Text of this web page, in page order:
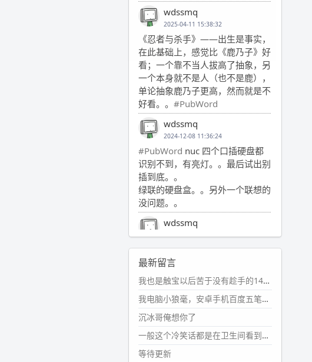
wdssmq
2025-04-11 15:38:32
《忍者与杀手》——出生是事实，
在此基础上，感觉比《鹿乃子》好
看；一个靠不当人拔高了抽象，另
一个本身就不是人（也不是鹿），
单论抽象鹿乃子更高，然而就是不
好看。。 #PubWord
wdssmq
2024-12-08 11:36:24
#PubWord nuc 四个口插硬盘都
识别不到，有亮灯。。最后试出别
插到底。。
绿联的硬盘盒。。另外一个联想的
没问题。。
wdssmq
2024-11-19 17:31:51
#PubWord近期观影记录：超级
马里奥，死侍与金刚狼。。
wdssmq
2024-10-08 10:12:25
#PubWord搬家也告一段落，虽
然搬过来的东西还得归置，新衣柜
虽说已经散俩月味儿了，但还是不
想放衣服进去。
最新留言
我也是触宝以后苦于没有趁手的14键五笔键盘久矣上面那位兄台用的百度双键点划布局我也用过很久，那个皮肤做得很粗糙，个别键位的触发区域是错位的，快速打字时很容易出错，修改它的皮肤文件校正后勉强能用，但早年出的皮肤分辨率太低，实在谈不上美观。百度小米定制版的商店里有一个"小黑板"皮肤还不错(百度官方输入法商店里没有)，但那个风格我不喜欢这两天找到了一个叫"森林集"的公众号，开发了海量的皮肤，很多都有14键版本，付费但很便宜，几块钱，终于有自己满意的输入法了搜了一下，这个工作室还是百度的官方合作伙伴，不知道为什么14键作品都不在官方商店上架，难道是百度官方在刻意放弃14键？
我电脑小狼毫，安卓手机百度五笔，皮肤用的双键点划，挺好的。
沉冰哥俺想你了
一般这个冷笑话都是在卫生间看到的多
等待更新